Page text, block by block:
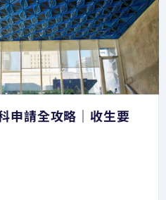
申請全攻略｜收生要